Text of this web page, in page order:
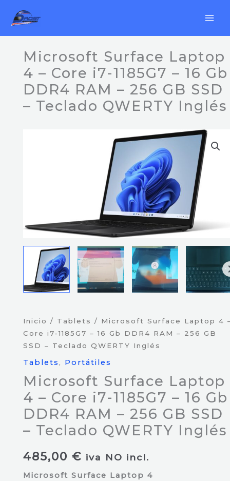
contenido
Microsoft Surface Laptop
4 – Core i7-1185G7 – 16 Gb
DDR4 RAM – 256 GB SSD
– Teclado QWERTY Inglés
Inicio / Tablets / Microsoft Surface Laptop 4
Core i7-1185G7 – 16 Gb DDR4 RAM – 256 GB
SSD – Teclado QWERTY Inglés
Tablets , Portátiles
Microsoft Surface Laptop
4 – Core i7-1185G7 – 16 Gb
DDR4 RAM – 256 GB SSD
– Teclado QWERTY Inglés
485,00 € iva NO incl.
Microsoft Surface Laptop 4